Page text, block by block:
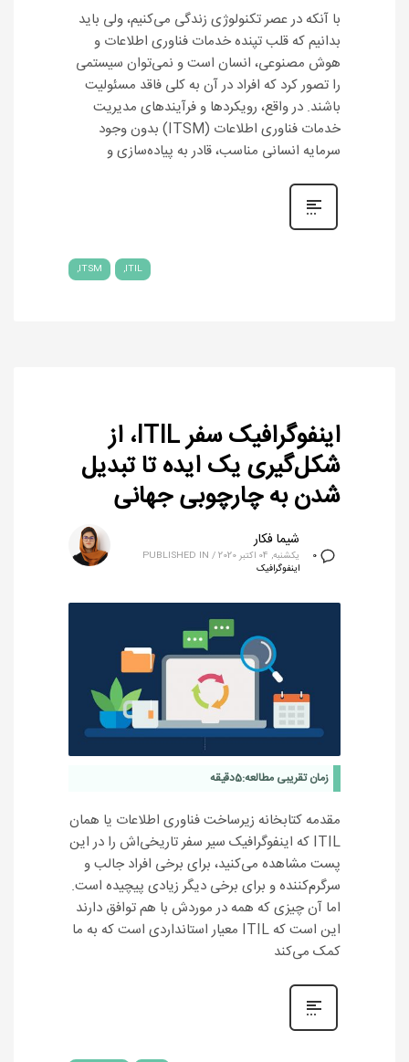
با آنکه در عصر تکنولوژی زندگی می‌کنیم، ولی باید
بدانیم که قلب تپنده خدمات فناوری اطلاعات و
هوش مصنوعی، انسان است و نمی‌توان سیستمی
را تصور کرد که افراد در آن به کلی فاقد مسئولیت
باشند. در واقع، رویکردها و فرآیندهای مدیریت
خدمات فناوری اطلاعات (ITSM) بدون وجود
سرمایه انسانی مناسب، قادر به پیاده‌سازی و
ITIL
ITSM
اینفوگرافیک سفر ITIL، از
شکل‌گیری یک ایده تا تبدیل
شدن به چارچوبی جهانی
0
شیما فکار
یکشنبه, 04 اکتبر 2020 /
PUBLISHED IN
اینفوگرافیک
زمان تقریبی مطالعه:5دقیقه
مقدمه کتابخانه زیرساخت فناوری اطلاعات یا همان
ITIL که اینفوگرافیک سیر سفر تاریخی‌اش را در این
پست مشاهده می‌کنید، برای برخی افراد جالب و
سرگرم‌کننده و برای برخی دیگر زیادی پیچیده است.
اما آن چیزی که همه در موردش با هم توافق دارند
این است که ITIL معیار استانداردی است که به ما
کمک می‌کند